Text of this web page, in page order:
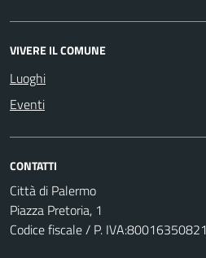
VIVERE IL COMUNE
Luoghi
Eventi
CONTATTI
Città di Palermo
Piazza Pretoria, 1
Codice fiscale / P. IVA:80016350821